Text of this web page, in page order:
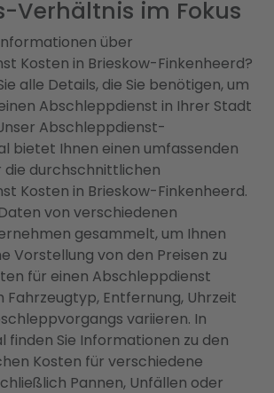
Verhältnis im Fokus
über
Kosten in Brieskow-Finkenheerd?
alle Details, die Sie benötigen, um
Abschleppdienst in Ihrer Stadt
Abschleppdienst-
bietet Ihnen einen umfassenden
die durchschnittlichen
Kosten in Brieskow-Finkenheerd.
von verschiedenen
gesammelt, um Ihnen
Vorstellung von den Preisen zu
für einen Abschleppdienst
Fahrzeugtyp, Entfernung, Uhrzeit
variieren. In
finden Sie Informationen zu den
Kosten für verschiedene
Pannen, Unfällen oder